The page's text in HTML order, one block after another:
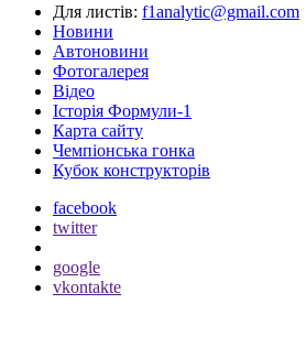
Для листів: f1analytic@gmail.com
Новини
Автоновини
Фотогалерея
Відео
Історія Формули-1
Карта сайту
Чемпіонська гонка
Кубок конструкторів
facebook
twitter
google
vkontakte